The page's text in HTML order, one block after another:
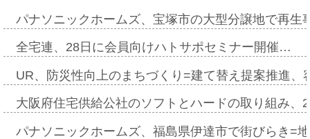
パナソニックホームズ、宝塚市の大型分譲地で再
全宅連、28日に会員向けハトサポセミナー開催…
UR、防災性向上のまちづくり=建て替え提案推進
大阪府住宅供給公社のソフトとハードの取り組み
パナソニックホームズ、福島県伊達市で街びらき=